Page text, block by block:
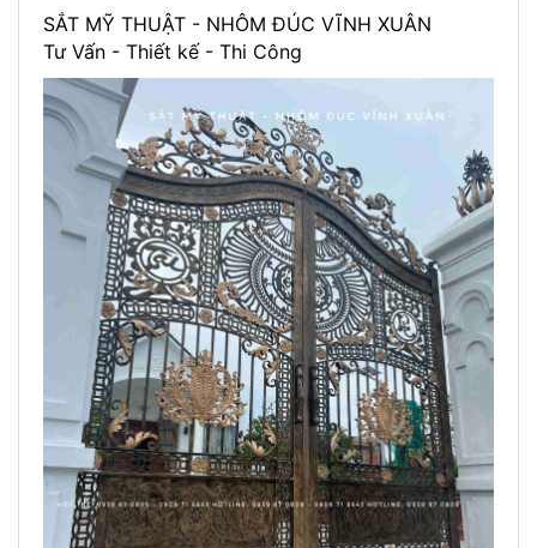
SẮT MỸ THUẬT - NHÔM ĐÚC VĨNH XUÂN
Tư Vấn - Thiết kế - Thi Công